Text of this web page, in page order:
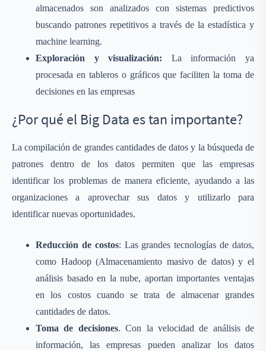
almacenados son analizados con sistemas predictivos
buscando patrones repetitivos a través de la estadística y
machine learning.
Exploración y visualización:
La información ya
procesada en tableros o gráficos que faciliten la toma de
decisiones en las empresas
¿Por qué el Big Data es tan importante?
La compilación de grandes cantidades de datos y la búsqueda de
patrones dentro de los datos permiten que las empresas
identificar los problemas de manera eficiente, ayudando a las
organizaciones a aprovechar sus datos y utilizarlo para
identificar nuevas oportunidades.
Reducción de costos: Las grandes tecnologías de datos,
como Hadoop (Almacenamiento masivo de datos) y el
análisis basado en la nube, aportan importantes ventajas
en los costos cuando se trata de almacenar grandes
cantidades de datos.
Toma de decisiones. Con la velocidad de análisis de
información, las empresas pueden analizar los datos